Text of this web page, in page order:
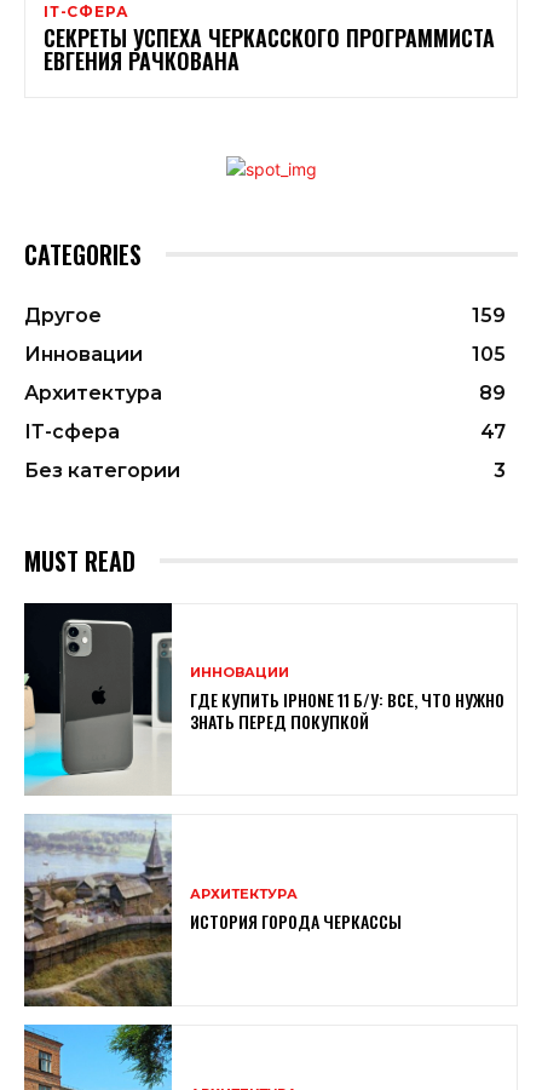
ІТ-СФЕРА
СЕКРЕТЫ УСПЕХА ЧЕРКАССКОГО ПРОГРАММИСТА
ЕВГЕНИЯ РАЧКОВАНА
CATEGORIES
Другое
159
Инновации
105
Архитектура
89
ІТ-сфера
47
Без категории
3
MUST READ
ИННОВАЦИИ
ГДЕ КУПИТЬ IPHONE 11 Б/У: ВСЕ, ЧТО НУЖНО
ЗНАТЬ ПЕРЕД ПОКУПКОЙ
АРХИТЕКТУРА
ИСТОРИЯ ГОРОДА ЧЕРКАССЫ